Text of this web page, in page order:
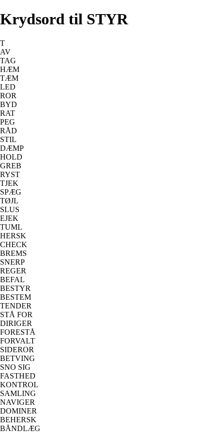
Krydsord til STYR
T
AV
TAG
HÆM
TÆM
LED
ROR
BYD
RAT
PEG
RÅD
STIL
DÆMP
HOLD
GREB
RYST
TJEK
SPÆG
TØJL
SLUS
EJEK
TUML
HERSK
CHECK
BREMS
SNERP
REGER
BEFAL
BESTYR
BESTEM
TENDER
STÅ FOR
DIRIGER
FORESTÅ
FORVALT
SIDEROR
BETVING
SNO SIG
FASTHED
KONTROL
SAMLING
NAVIGER
DOMINER
BEHERSK
BÅNDLÆG